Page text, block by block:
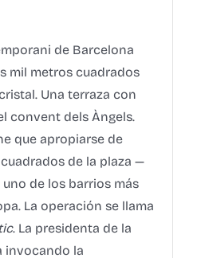
de Barcelona
mil metros cuadrados
Una terraza con
convent dels Àngels.
que apropiarse de
de la plaza —
de los barrios más
La operación se llama
. La presidenta de la
invocando la